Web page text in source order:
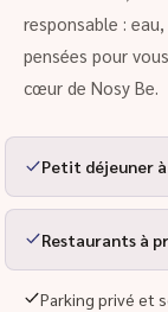
responsable :
pensées pour
cœur de Nosy Be.
Petit déjeuner
Restaurants à
Parking privé et